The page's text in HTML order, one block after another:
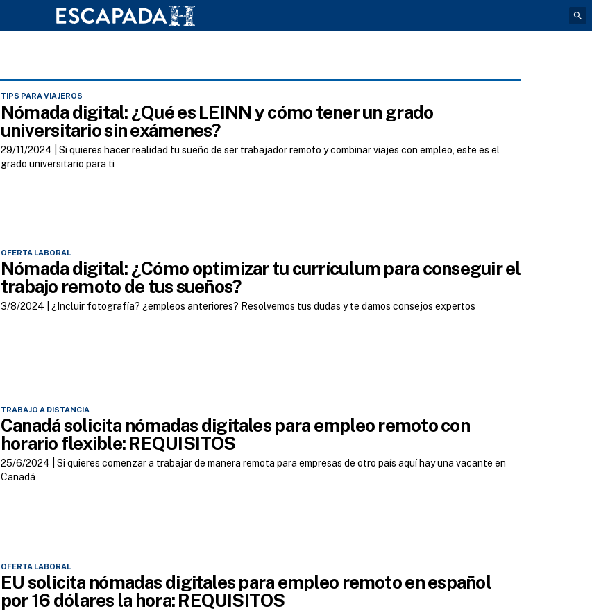
TIPS PARA VIAJEROS
Nómada digital: ¿Qué es LEINN y cómo tener un grado
universitario sin exámenes?
29/11/2024 | Si quieres hacer realidad tu sueño de ser trabajador remoto y combinar viajes con empleo, este es el
grado universitario para ti
OFERTA LABORAL
Nómada digital: ¿Cómo optimizar tu currículum para conseguir el
trabajo remoto de tus sueños?
3/8/2024 | ¿Incluir fotografía? ¿empleos anteriores? Resolvemos tus dudas y te damos consejos expertos
TRABAJO A DISTANCIA
Canadá solicita nómadas digitales para empleo remoto con
horario flexible: REQUISITOS
25/6/2024 | Si quieres comenzar a trabajar de manera remota para empresas de otro país aquí hay una vacante en
Canadá
OFERTA LABORAL
EU solicita nómadas digitales para empleo remoto en español
por 16 dólares la hora: REQUISITOS